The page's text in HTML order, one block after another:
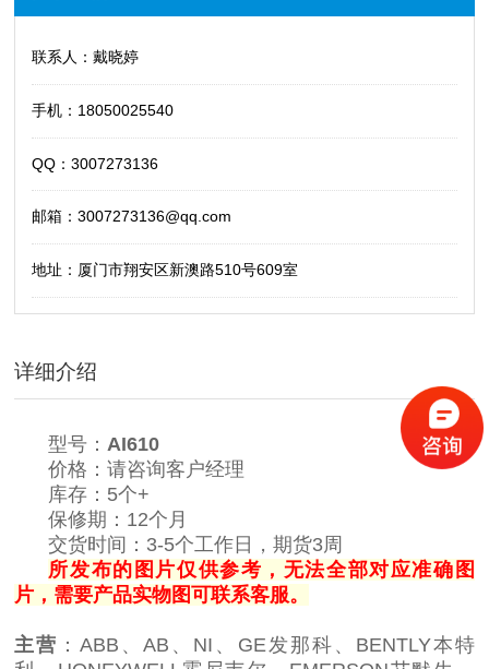
联系人：戴晓婷
手机：18050025540
QQ：3007273136
邮箱：3007273136@qq.com
地址：厦门市翔安区新澳路510号609室
详细介绍
型号： AI610
价格：请咨询客户经理
库存：5个+
保修期：12个月
交货时间：3-5个工作日，期货3周
所发布的图片仅供参考，无法全部对应准确图
片，需要产品实物图可联系客服。
主营 ：ABB、AB、NI、GE发那科、BENTLY本特